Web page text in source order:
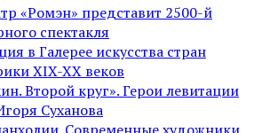
«Ромэн» представит 2500-й
спектакля
в Галерее искусства стран
XIX-XX веков
Второй круг». Герои левитации
Суханова